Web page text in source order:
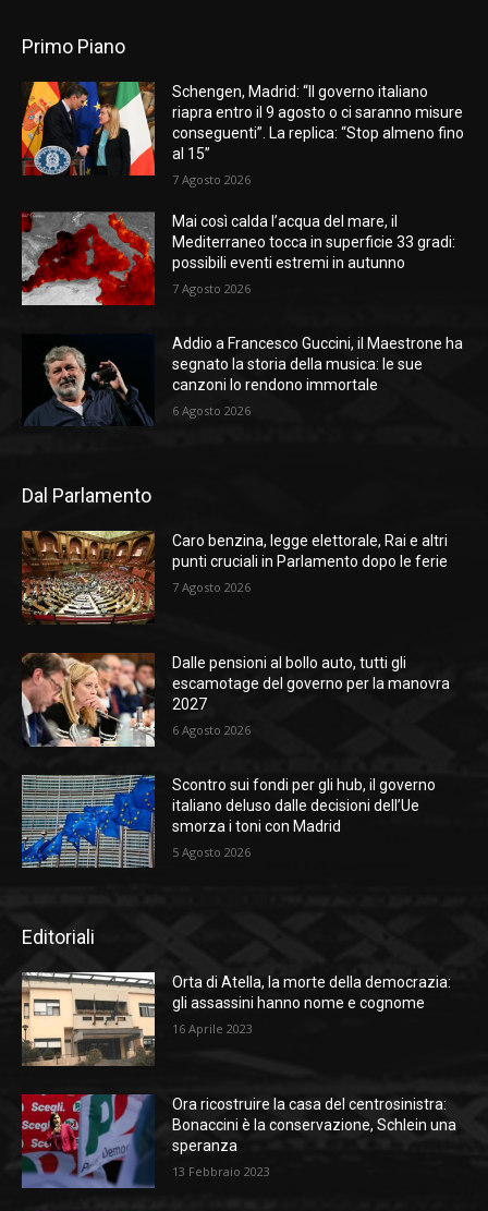
Primo Piano
Schengen, Madrid: “Il governo italiano
riapra entro il 9 agosto o ci saranno misure
conseguenti”. La replica: “Stop almeno fino
al 15”
7 Agosto 2026
Mai così calda l’acqua del mare, il
Mediterraneo tocca in superficie 33 gradi:
possibili eventi estremi in autunno
7 Agosto 2026
Addio a Francesco Guccini, il Maestrone ha
segnato la storia della musica: le sue
canzoni lo rendono immortale
6 Agosto 2026
Dal Parlamento
Caro benzina, legge elettorale, Rai e altri
punti cruciali in Parlamento dopo le ferie
7 Agosto 2026
Dalle pensioni al bollo auto, tutti gli
escamotage del governo per la manovra
2027
6 Agosto 2026
Scontro sui fondi per gli hub, il governo
italiano deluso dalle decisioni dell’Ue
smorza i toni con Madrid
5 Agosto 2026
Editoriali
Orta di Atella, la morte della democrazia:
gli assassini hanno nome e cognome
16 Aprile 2023
Ora ricostruire la casa del centrosinistra:
Bonaccini è la conservazione, Schlein una
speranza
13 Febbraio 2023